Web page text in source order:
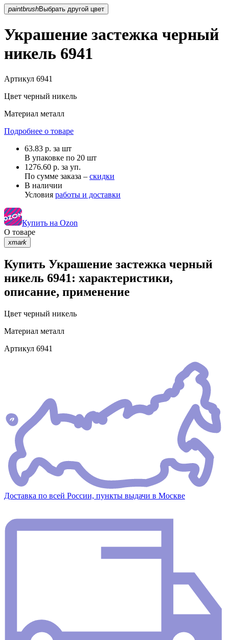
paintbrush Выбрать другой цвет
Украшение застежка черный
никель 6941
Артикул 6941
Цвет черный никель
Материал металл
Подробнее о товаре
63.83 р. за шт
В упаковке по 20 шт
1276.60 р. за уп.
По сумме заказа – скидки
В наличии
Условия работы и доставки
Купить на Ozon
О товаре
xmark
Купить Украшение застежка черный
никель 6941: характеристики,
описание, применение
Цвет черный никель
Материал металл
Артикул 6941
Доставка по всей России, пункты выдачи в Москве